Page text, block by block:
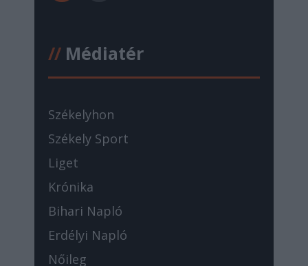
//Médiatér
Székelyhon
Székely Sport
Liget
Krónika
Bihari Napló
Erdélyi Napló
Nőileg